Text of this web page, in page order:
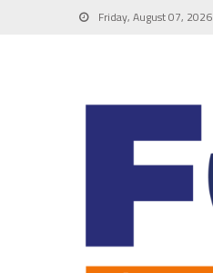
Friday, August 07, 2026